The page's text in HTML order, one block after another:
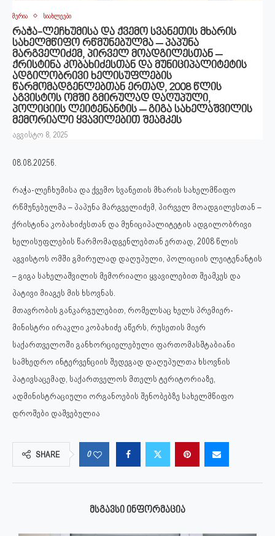
მერია სიახლეები
რაჭა-ლეჩხუმისა და ქვემო სვანეთის მხარის
სახელმწიფო რწმუნებულმა – პაპუნა
მარგველიძემ, პირველ მოადგილესთან –
ქრისტინა კობახიძესთან და მუნიციპალიტეტის
ადგილობრივი ხელისუფლების
წარმომადგენლებთან ერთად, 2008 წლის
აგვისტოს ომში გმირულად დაღუპული,
პოლიციის ლეიტენანტის – გიგა სახელაშვილის
მემორიალი ყვავილებით შეამკეს
აგვისტო 8, 2025
08.08.2025წ.
რაჭა-ლეჩხუმისა და ქვემო სვანეთის მხარის სახელმწიფო
რწმუნებულმა – პაპუნა მარგველიძემ, პირველ მოადგილესთან –
ქრისტინა კობახიძესთან და მუნიციპალიტეტის ადგილობრივი
ხელისუფლების წარმომადგენლებთან ერთად, 2008 წლის
აგვისტოს ომში გმირულად დაღუპული, პოლიციის ლეიტენანტის
– გიგა სახელაშვილის მემორიალი ყვავილებით შეამკეს და
პატივი მიაგეს მის ხსოვნას.
მთავრობის განკარგულებით, რომელსაც ხელს პრემიერ-
მინისტრი ირაკლი კობახიძე აწერს, რუსეთის მიერ
საქართველოში განხორციელებული ფართომასშტაბიანი
სამხედრო ინტერვენციის შედეგად დაღუპულთა ხსოვნის
პატივსაცემად, საქართველოს მთელს ტერიტორიაზე,
ადმინისტრაციული ორგანოების შენობებზე სახელმწიფო
დროშები დაშვებულია
SHARE 0
ᲛᲡᲒᲐᲕᲡᲘ ᲘᲜᲤᲝᲠᲛᲐᲪᲘᲐ